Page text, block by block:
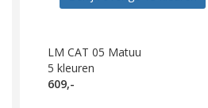
LM CAT 05 Matuu
5 kleuren
609,-